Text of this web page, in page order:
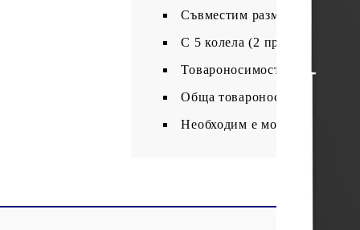
Съвместим размер на
С 5 колела (2 предни колела
Товароносимост на
Обща товароносимост: 50 кг
Необходим е монтаж